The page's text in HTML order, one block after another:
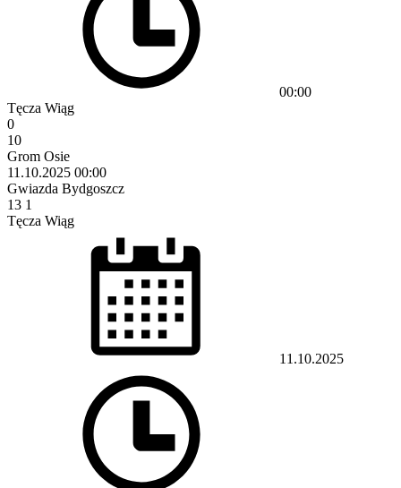
00:00
Tęcza Wiąg
0
10
Grom Osie
11.10.2025 00:00
Gwiazda Bydgoszcz
13 1
Tęcza Wiąg
11.10.2025